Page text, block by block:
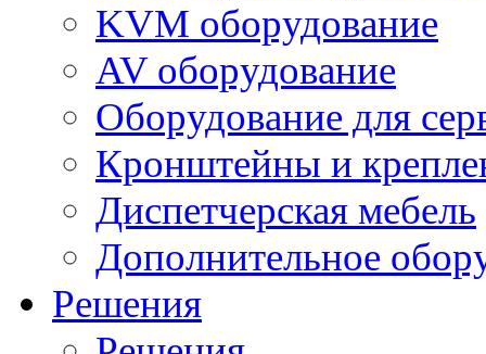
KVM оборудование
AV оборудование
Оборудование для
Кронштейны и
Диспетчерская мебель
Дополнительное
Решения